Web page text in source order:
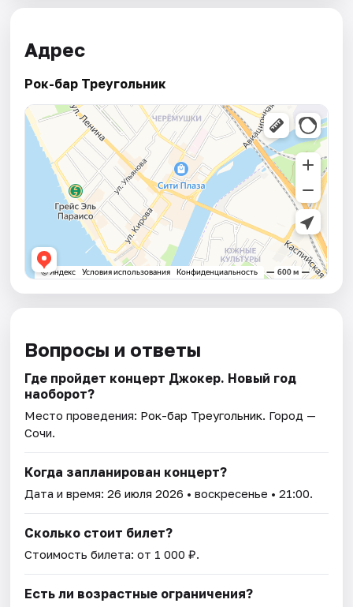
Адрес
Рок-бар Треугольник
Вопросы и ответы
Где пройдет концерт Джокер. Новый год
наоборот?
Место проведения: Рок-бар Треугольник. Город —
Сочи.
Когда запланирован концерт?
Дата и время:26 июля 2026 • воскресенье • 21:00.
Сколько стоит билет?
Стоимость билета: от 1 000 ₽.
Есть ли возрастные ограничения?